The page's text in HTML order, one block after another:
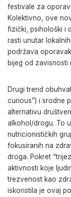
festivale za
Kolektivno, ove
fizički, psihološki i
rasti unutar
podržava
bijeg od zavisnosti
Drugi trend
curious”) i srodne
alternativu
alkohol/drogu. To
nutricionističkih
fokusiranih na
droga. Pokret
aktivnosti koje
trezvenost kao
iskoristila je ovaj